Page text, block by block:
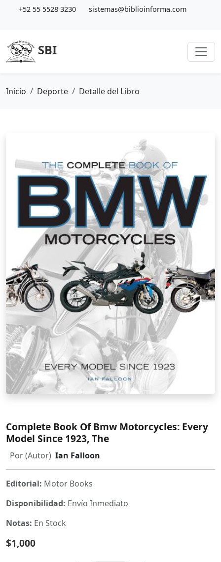
+52 55 5528 3230 sistemas@biblioinforma.com
SBI
Inicio Deporte Detalle del Libro
Complete Book Of Bmw Motorcycles: Every
Model Since 1923, The
Por (Autor) Ian Falloon
Editorial: Motor Books
Disponibilidad: Envío Inmediato
Notas: En Stock
$1,000